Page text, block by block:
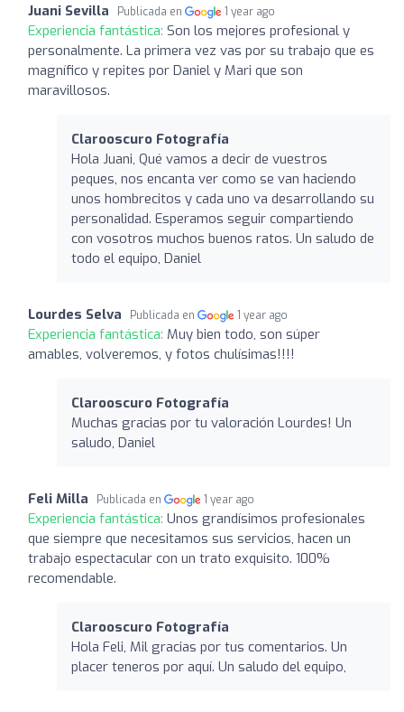
Juani Sevilla Publicada en 1 year ago
Experiencia fantástica: Son los mejores profesional y
personalmente. La primera vez vas por su trabajo que es
magnífico y repites por Daniel y Mari que son
maravillosos.
Clarooscuro Fotografía
Hola Juani, Qué vamos a decir de vuestros
peques, nos encanta ver como se van haciendo
unos hombrecitos y cada uno va desarrollando su
personalidad. Esperamos seguir compartiendo
con vosotros muchos buenos ratos. Un saludo de
todo el equipo, Daniel
Lourdes Selva Publicada en 1 year ago
Experiencia fantástica: Muy bien todo, son súper
amables, volveremos, y fotos chulísimas!!!!
Clarooscuro Fotografía
Muchas gracias por tu valoración Lourdes! Un
saludo, Daniel
Feli Milla Publicada en 1 year ago
Experiencia fantástica: Unos grandísimos profesionales
que siempre que necesitamos sus servicios, hacen un
trabajo espectacular con un trato exquisito. 100%
recomendable.
Clarooscuro Fotografía
Hola Feli, Mil gracias por tus comentarios. Un
placer teneros por aquí. Un saludo del equipo,